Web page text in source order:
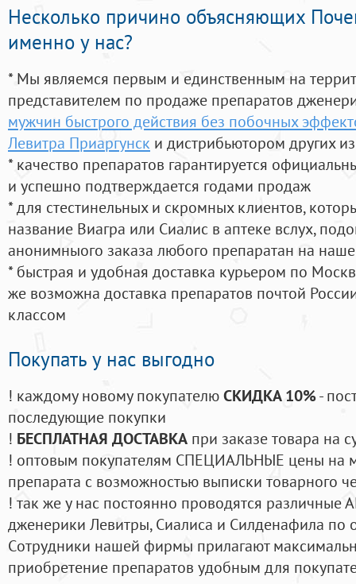
Несколько причино объясняющих
именно у нас?
* Мы являемся первым и единственным на
представителем по продаже препаратов
мужчин быстрого действия без побочных
Левитра Приаргунск и дистрибьютором других
* качество препаратов гарантируется
и успешно подтверждается годами продаж
* для стестинельных и скромных клиентов,
название Виагра или Сиалис в аптеке вслух,
анонимныого заказа любого препаратан на
* быстрая и удобная доставка курьером по
же возможна доставка препаратов почтой
классом
Покупать у нас выгодно
! каждому новому покупателюСКИДКА 10%-
последующие покупки
! БЕСПЛАТНАЯ ДОСТАВКА при заказе товара на
! оптовым покупателям СПЕЦИАЛЬНЫЕ цены на
препарата с возможностью выписки товарного
! так же у нас постоянно проводятся
дженерики Левитры, Сиалиса и Силденафила по
Cотрудники нашей фирмы прилагают
приобретение препаратов удобным для